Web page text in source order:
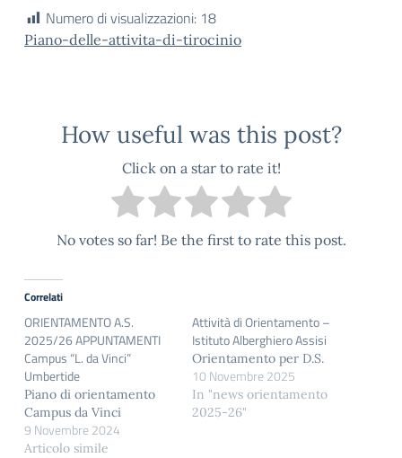
Numero di visualizzazioni: 18
Piano-delle-attivita-di-tirocinio
How useful was this post?
Click on a star to rate it!
No votes so far! Be the first to rate this post.
Correlati
ORIENTAMENTO A.S.
2025/26 APPUNTAMENTI
Campus “L. da Vinci”
Umbertide
Piano di orientamento
Campus da Vinci
9 Novembre 2024
Articolo simile
Attività di Orientamento –
Istituto Alberghiero Assisi
Orientamento per D.S.
10 Novembre 2025
In "news orientamento
2025-26"